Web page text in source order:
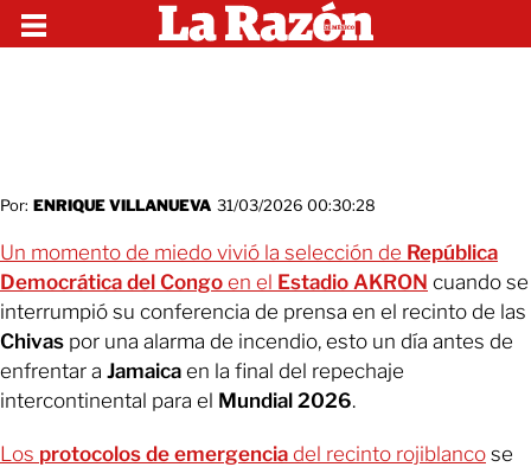
Por: ENRIQUE VILLANUEVA 31/03/2026 00:30:28
Un momento de miedo vivió la selección de República
Democrática del Congo en el Estadio AKRON cuando se
interrumpió su conferencia de prensa en el recinto de las
Chivas por una alarma de incendio, esto un día antes de
enfrentar a Jamaica en la final del repechaje
intercontinental para el Mundial 2026.
Los protocolos de emergencia del recinto rojiblanco se